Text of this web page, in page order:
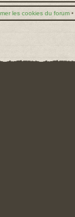
les cookies du forum •